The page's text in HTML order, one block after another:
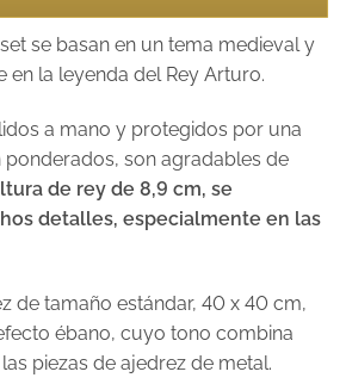
se basan en un tema medieval y
en la leyenda del Rey Arturo.
a mano y protegidos por una
ponderados, son agradables de
de rey de 8,9 cm, se
detalles, especialmente en las
de tamaño estándar, 40 x 40 cm,
ébano, cuyo tono combina
piezas de ajedrez de metal.